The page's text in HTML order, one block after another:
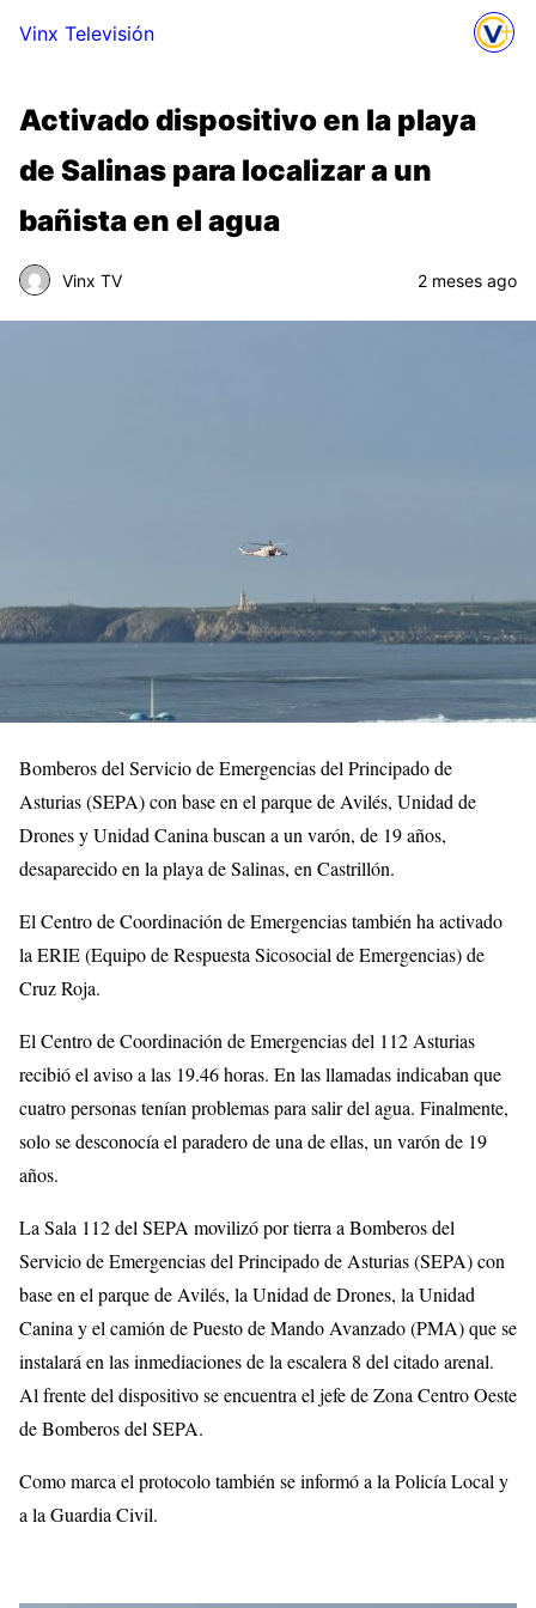
Vinx Televisión
Activado dispositivo en la playa
de Salinas para localizar a un
bañista en el agua
Vinx TV 2 meses ago
Bomberos del Servicio de Emergencias del Principado de
Asturias (SEPA) con base en el parque de Avilés, Unidad de
Drones y Unidad Canina buscan a un varón, de 19 años,
desaparecido en la playa de Salinas, en Castrillón.
El Centro de Coordinación de Emergencias también ha activado
la ERIE (Equipo de Respuesta Sicosocial de Emergencias) de
Cruz Roja.
El Centro de Coordinación de Emergencias del 112 Asturias
recibió el aviso a las 19.46 horas. En las llamadas indicaban que
cuatro personas tenían problemas para salir del agua. Finalmente,
solo se desconocía el paradero de una de ellas, un varón de 19
años.
La Sala 112 del SEPA movilizó por tierra a Bomberos del
Servicio de Emergencias del Principado de Asturias (SEPA) con
base en el parque de Avilés, la Unidad de Drones, la Unidad
Canina y el camión de Puesto de Mando Avanzado (PMA) que se
instalará en las inmediaciones de la escalera 8 del citado arenal.
Al frente del dispositivo se encuentra el jefe de Zona Centro Oeste
de Bomberos del SEPA.
Como marca el protocolo también se informó a la Policía Local y
a la Guardia Civil.